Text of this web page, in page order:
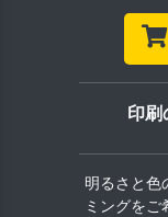
印刷
明るさと色
ミングを